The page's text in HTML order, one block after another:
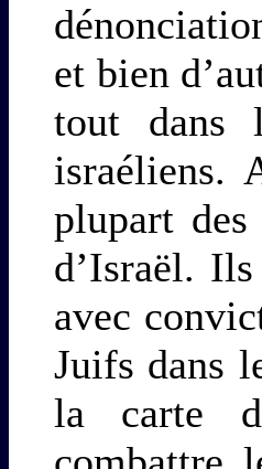
et bien
tout dans
israéliens.
plupart
d’Israël.
avec
Juifs dans
la carte